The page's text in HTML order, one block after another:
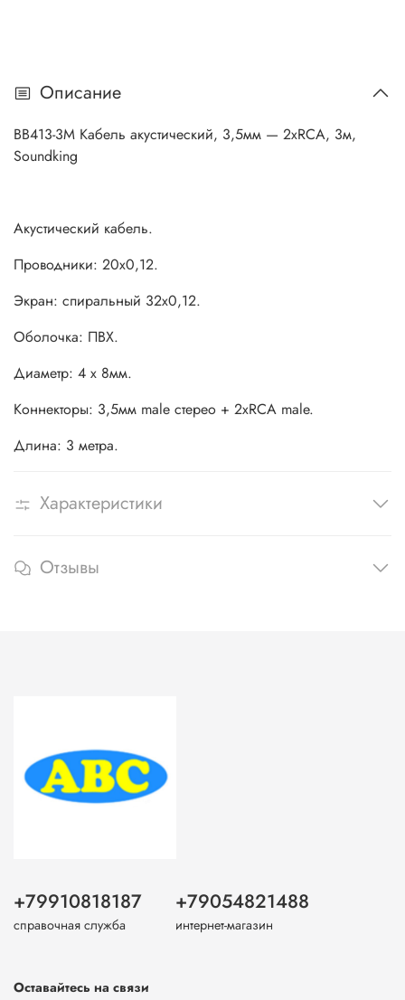
Описание
BB413-3M Кабель акустический, 3,5мм — 2хRCA, 3м,
Soundking
Акустический кабель.
Проводники: 20х0,12.
Экран: спиральный 32х0,12.
Оболочка: ПВХ.
Диаметр: 4 х 8мм.
Коннекторы: 3,5мм male стерео + 2хRCA male.
Длина: 3 метра.
Характеристики
Отзывы
+79910818187
справочная служба
+79054821488
интернет-магазин
Оставайтесь на связи